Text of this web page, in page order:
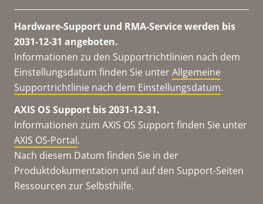
Hardware-Support und RMA-Service werden bis
2031-12-31 angeboten.
Informationen zu den Supportrichtlinien nach dem
Einstellungsdatum finden Sie unterAllgemeine
Supportrichtlinie nach dem Einstellungsdatum.
AXIS OS Support bis 2031-12-31.
Informationen zum AXIS OS Support finden Sie unter
AXIS OS-Portal.
Nach diesem Datum finden Sie in der
Produktdokumentation und auf den Support-Seiten
Ressourcen zur Selbsthilfe.